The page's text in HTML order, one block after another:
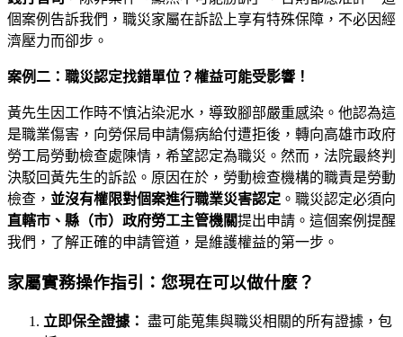
個案例告訴我們，職災家屬在訴訟上享有特殊保障，不必因經
濟壓力而卻步。
案例二：職災認定找錯單位？權益可能受影響！
黃先生因工作時不慎沾染泥水，導致腳部嚴重感染。他認為這
是職業傷害，向勞保局申請傷病給付遭拒後，轉向高雄市政府
勞工局勞動檢查處陳情，希望認定為職災。然而，法院最終判
決駁回黃先生的訴訟。原因在於，勞動檢查機構的職責是勞動
檢查， 並沒有權限對個案進行職業災害認定 。職災認定必須向
直轄市、縣（市）政府勞工主管機關提出申請。這個案例提醒
我們，了解正確的申請管道，是維護權益的第一步。
家屬實務操作指引：您現在可以做什麼？
立即保全證據： 盡可能蒐集與職災相關的所有證據，包